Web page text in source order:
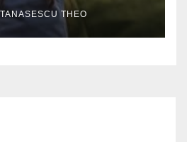
TANASESCU THEO